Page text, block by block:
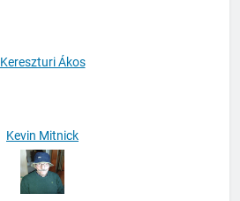
Kereszturi Ákos
Kevin Mitnick